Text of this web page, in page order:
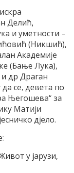
Делић,
и уметности –
(Никшић),
Академије
(Бање Лука),
др Драган
се, девета по
Његошева“ за
Матији
дјело.
у јарузи,